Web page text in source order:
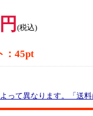
(税込)
：45pt
って異なります。「送料